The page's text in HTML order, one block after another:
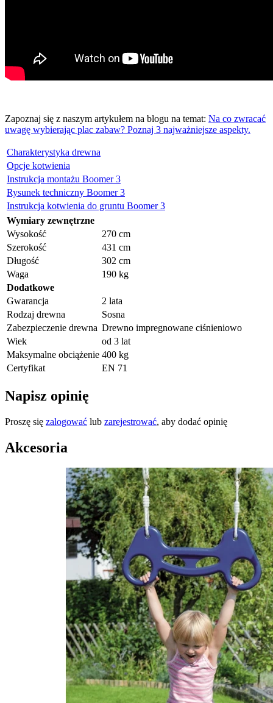
Zapoznaj się z naszym artykułem na blogu na temat: Na co zwracać
uwagę wybierając plac zabaw? Poznaj 3 najważniejsze aspekty.
Charakterystyka drewna
Opcje kotwienia
Instrukcja montażu Boomer 3
Rysunek techniczny Boomer 3
Instrukcja kotwienia do gruntu Boomer 3
Wymiary zewnętrzne
Wysokość
270 cm
Szerokość
431 cm
Długość
302 cm
Waga
190 kg
Dodatkowe
Gwarancja
2 lata
Rodzaj drewna
Sosna
Zabezpieczenie drewna Drewno impregnowane ciśnieniowo
Wiek
od 3 lat
Maksymalne obciążenie 400 kg
Certyfikat
EN 71
Napisz opinię
Proszę się zalogować lub zarejestrować, aby dodać opinię
Akcesoria